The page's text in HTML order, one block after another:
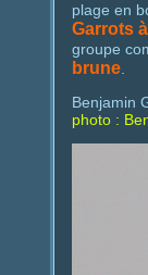
plage en
Garrots
groupe
brune.
Benjamin
photo :